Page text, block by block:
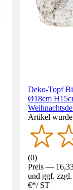
Deko-Topf
Ø18cm
Artikel
(0)
Preis —
und ggf.
€*/ ST